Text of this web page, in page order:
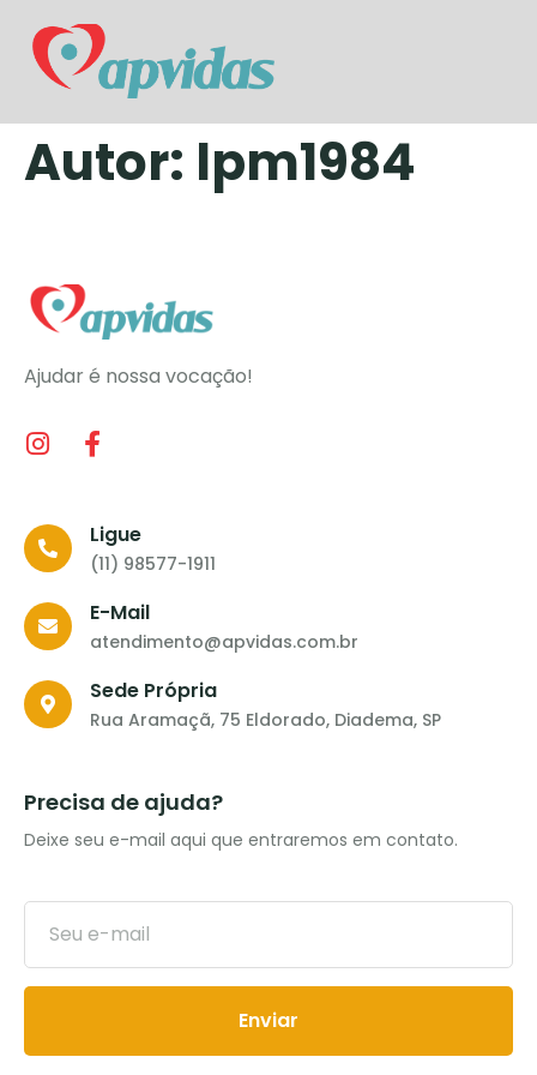
Autor: lpm1984
Ajudar é nossa vocação!
Ligue
(11) 98577-1911
E-Mail
atendimento@apvidas.com.br
Sede Própria
Rua Aramaçã, 75 Eldorado, Diadema, SP
Precisa de ajuda?
Deixe seu e-mail aqui que entraremos em contato.
Enviar